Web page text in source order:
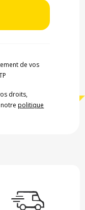
de vos
droits,
notrepolitique